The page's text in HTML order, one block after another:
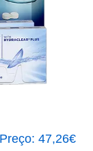
Preço: 47,26€